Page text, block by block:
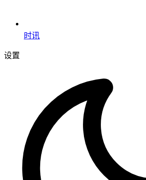
时讯
设置